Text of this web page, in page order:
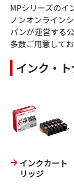
MPシリーズのイ
ノンオンライン
パンが運営する
多数ご用意してお
インク・
インクカート
リッジ